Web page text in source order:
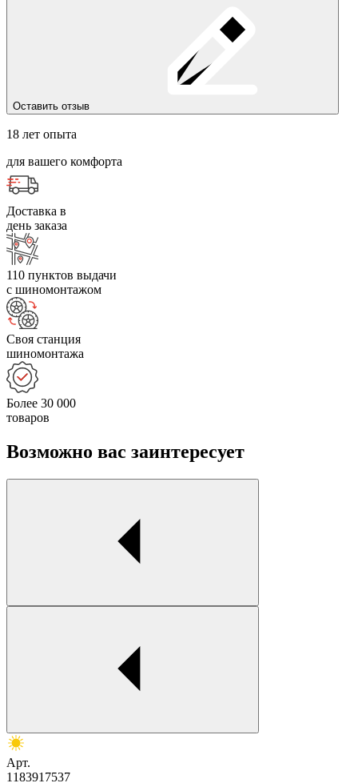
Оставить отзыв
18 лет опыта
для вашего комфорта
Доставка в
день заказа
110 пунктов выдачи
с шиномонтажом
Своя станция
шиномонтажа
Более 30 000
товаров
Возможно вас заинтересует
Арт.
1183917537